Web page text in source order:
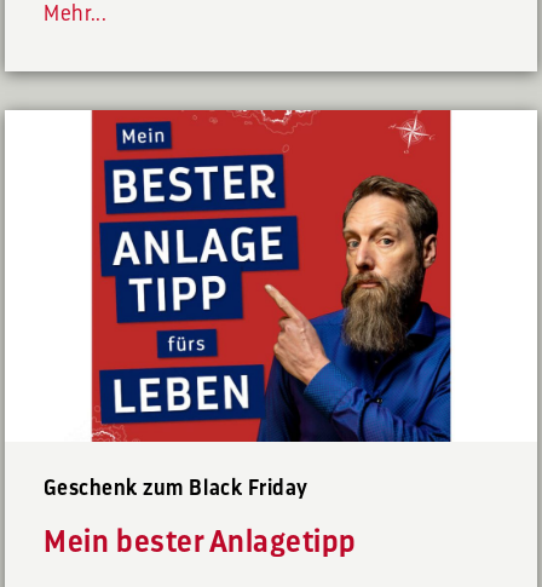
Mehr...
Geschenk zum Black Friday
Mein bester Anlagetipp